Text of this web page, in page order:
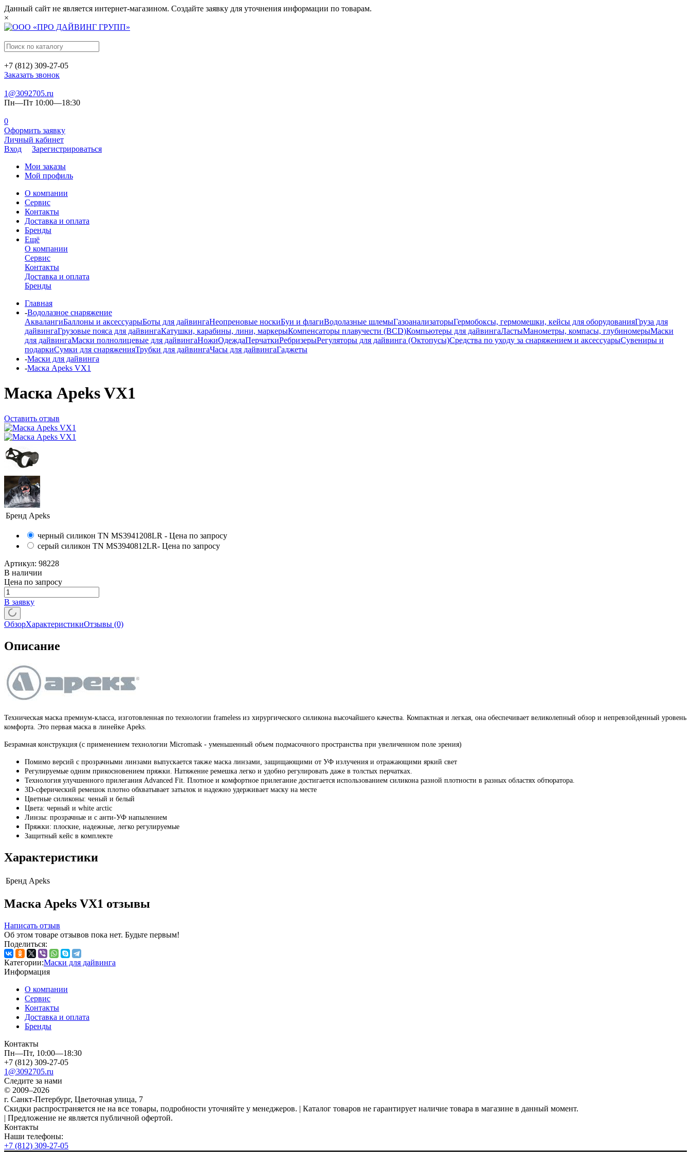
Данный сайт не является интернет-магазином. Создайте заявку для уточнения информации по товарам.
×
+7 (812) 309-27-05
Заказать звонок
1@3092705.ru
Пн—Пт 10:00—18:30
0
Оформить заявку
Личный кабинет
Вход
Зарегистрироваться
Мои заказы
Мой профиль
О компании
Сервис
Контакты
Доставка и оплата
Бренды
Ещё
О компании
Сервис
Контакты
Доставка и оплата
Бренды
Главная
-Водолазное снаряжение
АквалангиБаллоны и аксессуарыБоты для дайвингаНеопреновые носкиБуи и флагиВодолазные шлемыГазоанализаторыГермобоксы, гермомешки, кейсы для оборудованияГруза для
дайвингаГрузовые пояса для дайвингаКатушки, карабины, лини, маркерыКомпенсаторы плавучести (BCD)Компьютеры для дайвингаЛастыМанометры, компасы, глубиномерыМаски
для дайвингаМаски полнолицевые для дайвингаНожиОдеждаПерчаткиРебризерыРегуляторы для дайвинга (Октопусы)Средства по уходу за снаряжением и аксессуарыСувениры и
подаркиСумки для снаряженияТрубки для дайвингаЧасы для дайвингаГаджеты
-Маски для дайвинга
-Маска Apeks VX1
Маска Apeks VX1
Оставить отзыв
Бренд Apeks
черный силикон TN MS3941208LR - Цена по запросу
серый силикон TN MS3940812LR- Цена по запросу
Артикул: 98228
В наличии
Цена по запросу
В заявку
ОбзорХарактеристикиОтзывы (0)
Описание
Техническая маска премиум-класса, изготовленная по технологии frameless из хирургического силикона высочайшего качества. Компактная и легкая, она обеспечивает великолепный обзор и непревзойденный уровень
комфорта. Это первая маска в линейке Apeks.
Безрамная конструкция (с применением технологии Micromask - уменьшенный объем подмасочного пространства при увеличенном поле зрения)
Помимо версий с прозрачными линзами выпускается также маска линзами, защищающими от УФ излучения и отражающими яркий свет
Регулируемые одним прикосновением пряжки. Натяжение ремешка легко и удобно регулировать даже в толстых перчатках.
Teхнология улучшенного прилегания Advanced Fit. Плотное и комфортное прилегание достигается использованием силикона разной плотности в разных областях обтюратора.
3D-сферический ремешок плотно обхватывает затылок и надежно удерживает маску на месте
Цветные силиконы: ченый и белый
Цвета: черный и white arctic
Линзы: прозрачные и с анти-УФ напылением
Пряжки: плоские, надежные, легко регулируемые
Защитный кейс в комплекте
Характеристики
Бренд Apeks
Маска Apeks VX1 отзывы
Написать отзыв
Об этом товаре отзывов пока нет. Будьте первым!
Поделиться:
Категории:Маски для дайвинга
Информация
О компании
Сервис
Контакты
Доставка и оплата
Бренды
Контакты
Пн—Пт, 10:00—18:30
+7 (812) 309-27-05
1@3092705.ru
Следите за нами
© 2009–2026
г. Санкт-Петербург, Цветочная улица, 7
Скидки распространяется не на все товары, подробности уточняйте у менеджеров. | Каталог товаров не гарантирует наличие товара в магазине в данный момент.
| Предложение не является публичной офертой.
Контакты
Наши телефоны:
+7 (812) 309-27-05